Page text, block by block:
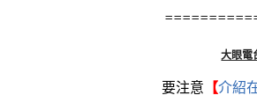
大眼電
要注意 【介紹